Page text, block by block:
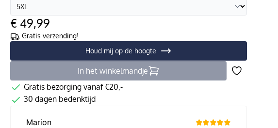
€ 49,99
Gratis verzending!
Houd mij op de hoogte
In het winkelmandje
Gratis bezorging vanaf €20,-
30 dagen bedenktijd